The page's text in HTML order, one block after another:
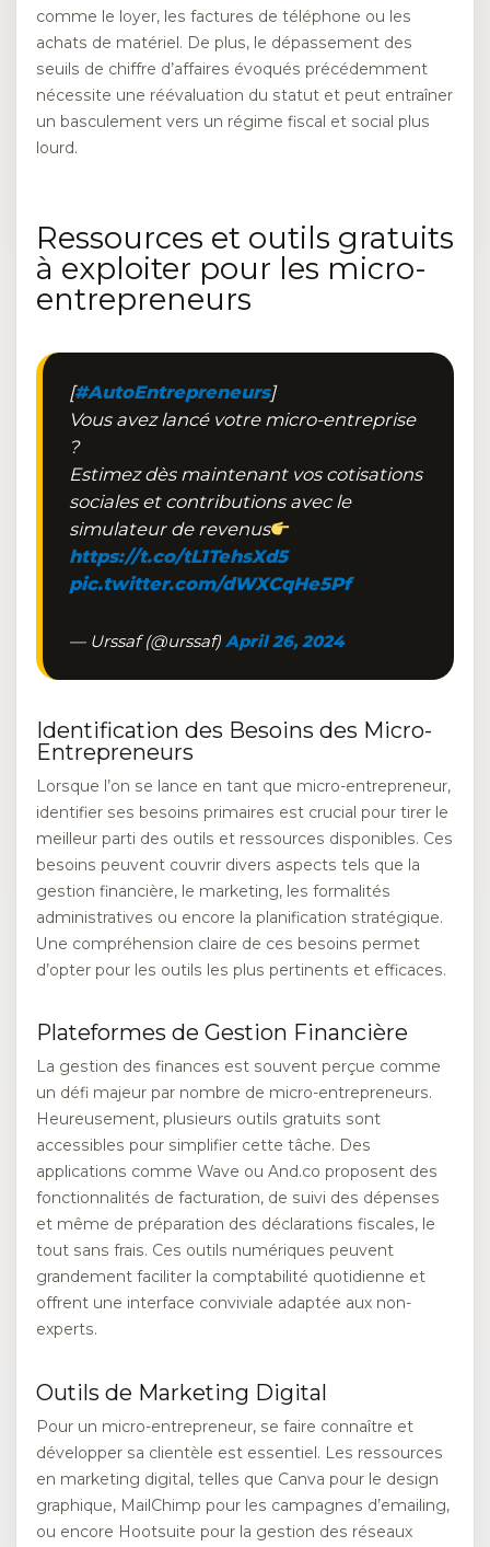
comme le loyer, les factures de téléphone ou les
achats de matériel. De plus, le dépassement des
seuils de chiffre d’affaires évoqués précédemment
nécessite une réévaluation du statut et peut entraîner
un basculement vers un régime fiscal et social plus
lourd.
Ressources et outils gratuits
à exploiter pour les micro-
entrepreneurs
[#AutoEntrepreneurs]
Vous avez lancé votre micro-entreprise
?
Estimez dès maintenant vos cotisations
sociales et contributions avec le
simulateur de revenus
https://t.co/tL1TehsXd5
pic.twitter.com/dWXCqHe5Pf
— Urssaf (@urssaf) April 26, 2024
Identification des Besoins des Micro-
Entrepreneurs
Lorsque l’on se lance en tant que micro-entrepreneur,
identifier ses besoins primaires est crucial pour tirer le
meilleur parti des outils et ressources disponibles. Ces
besoins peuvent couvrir divers aspects tels que la
gestion financière, le marketing, les formalités
administratives ou encore la planification stratégique.
Une compréhension claire de ces besoins permet
d’opter pour les outils les plus pertinents et efficaces.
Plateformes de Gestion Financière
La gestion des finances est souvent perçue comme
un défi majeur par nombre de micro-entrepreneurs.
Heureusement, plusieurs outils gratuits sont
accessibles pour simplifier cette tâche. Des
applications comme Wave ou And.co proposent des
fonctionnalités de facturation, de suivi des dépenses
et même de préparation des déclarations fiscales, le
tout sans frais. Ces outils numériques peuvent
grandement faciliter la comptabilité quotidienne et
offrent une interface conviviale adaptée aux non-
experts.
Outils de Marketing Digital
Pour un micro-entrepreneur, se faire connaître et
développer sa clientèle est essentiel. Les ressources
en marketing digital, telles que Canva pour le design
graphique, MailChimp pour les campagnes d’emailing,
ou encore Hootsuite pour la gestion des réseaux